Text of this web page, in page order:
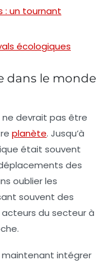
: un tournant
écologiques
dans le monde
ne devrait pas être
planète. Jusqu’à
était souvent
des
oublier les
souvent des
du secteur à
maintenant intégrer